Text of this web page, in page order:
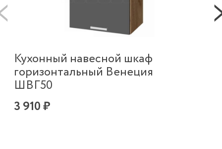
Кухонный навесной шкаф
горизонтальный Венеция
ШВГ50
3 910 ₽